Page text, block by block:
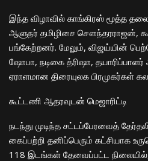
​இந்த விழாவில் காங்கிரஸ் மூத்த
ஆளுநர் தமிழிசை சௌந்தரராஜன்,
பங்கேற்றனர். மேலும், விஜய்யின்
ஷோபா, நடிகை த்ரிஷா,
ஏராளமான திரையுலக பிரமுகர்கள்
​கூட்டணி ஆதரவுடன் மெஜாரிட்டி
​நடந்து முடிந்த சட்டப்பேரவைத்
கைப்பற்றி தனிப்பெரும் கட்சியாக
118 இடங்கள் தேவைப்பட்ட நிலையில்,